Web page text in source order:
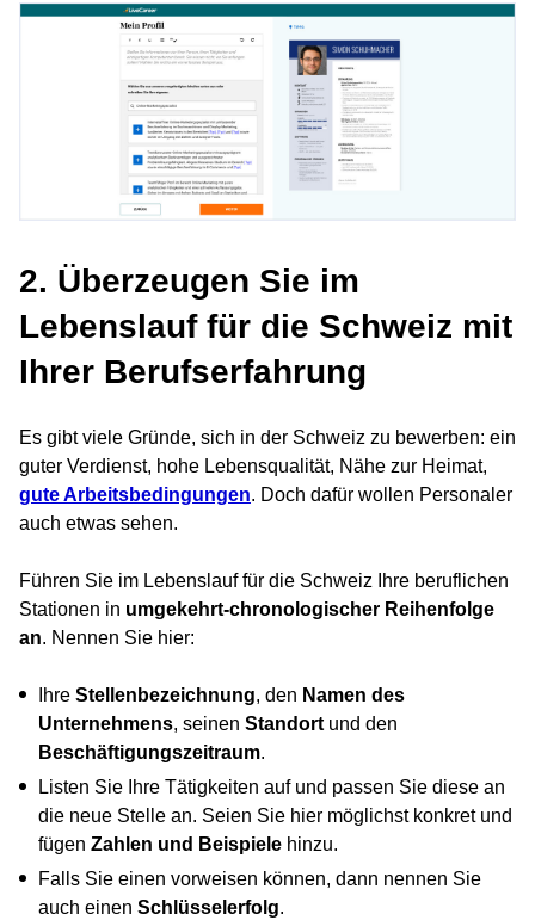
2. Überzeugen Sie im
Lebenslauf für die Schweiz mit
Ihrer Berufserfahrung
Es gibt viele Gründe, sich in der Schweiz zu bewerben: ein
guter Verdienst, hohe Lebensqualität, Nähe zur Heimat,
gute Arbeitsbedingungen. Doch dafür wollen Personaler
auch etwas sehen.
Führen Sie im Lebenslauf für die Schweiz Ihre beruflichen
Stationen in umgekehrt-chronologischer Reihenfolge
an. Nennen Sie hier:
Ihre Stellenbezeichnung, den Namen des
Unternehmens, seinen Standort und den
Beschäftigungszeitraum.
Listen Sie Ihre Tätigkeiten auf und passen Sie diese an
die neue Stelle an. Seien Sie hier möglichst konkret und
fügen Zahlen und Beispiele hinzu.
Falls Sie einen vorweisen können, dann nennen Sie
auch einen Schlüsselerfolg.